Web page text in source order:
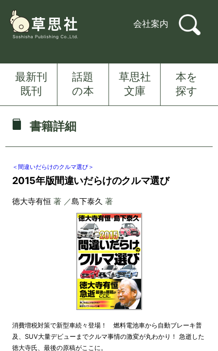
会社案内
最新刊
既刊
話題
の本
草思社
文庫
本を
探す
書籍詳細
＜間違いだらけのクルマ選び＞
2015年版間違いだらけのクルマ選び
徳大寺有恒 著 ／島下泰久 著
消費増税対策で新型車続々登場！ 燃料電池車から自動ブレーキ普
及、SUV大量デビューまでクルマ事情の激変が丸わかり！ 急逝した
徳大寺氏、最後の原稿がここに。